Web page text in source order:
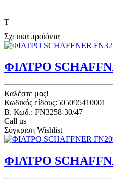
T
Σχετικά προϊόντα
ΦΙΛΤΡΟ
Καλέστε μας!
Κωδικός είδους:505095410001
B. Κωδ.: FN3258-30/47
Call us
Σύγκριση Wishlist
ΦΙΛΤΡΟ